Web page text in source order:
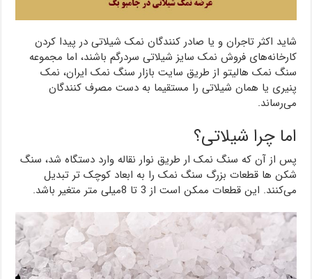
شاید اکثر تاجران و یا صادر کنندگان نمک شیلاتی در پیدا کردن
کارخانه‌های فروش نمک سایز شیلاتی سردرگم باشند، اما مجموعه
سنگ نمک هالیتو از طریق سایت بازار سنگ نمک ایران، نمک
پنیری یا همان شیلاتی را مستقیما به دست مصرف کنندگان
می‌رساند.
اما چرا شیلاتی؟
پس از آن که سنگ نمک ار طریق نوار نقاله وارد دستگاه شد، سنگ
شکن ها قطعات بزرگ سنگ نمک را به ابعاد کوچک تر تبدیل
می‌کنند. این قطعات ممکن است از 3 تا 8میلی متر متغیر باشد.